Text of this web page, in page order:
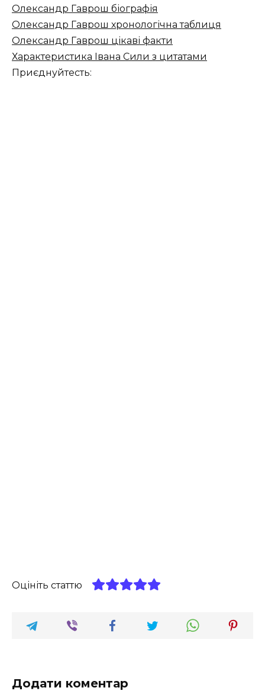
Олександр Гаврош біографія
Олександр Гаврош хронологічна таблиця
Олександр Гаврош цікаві факти
Характеристика Івана Сили з цитатами
Приєднуйтесть:
Оцініть статтю
Додати коментар